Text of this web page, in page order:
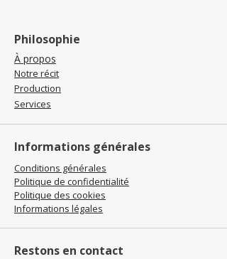
Philosophie
À propos
Notre récit
Production
Services
Informations générales
Conditions générales
Politique de confidentialité
Politique des cookies
Informations légales
Restons en contact